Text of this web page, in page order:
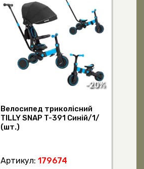
-20%
Велосипед триколісний
TILLY SNAP T-391 Синій/1/
(шт.)
Артикул:179674